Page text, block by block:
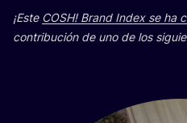
¡Este COSH! Brand Index se ha
con­tri­bu­ción de uno de los